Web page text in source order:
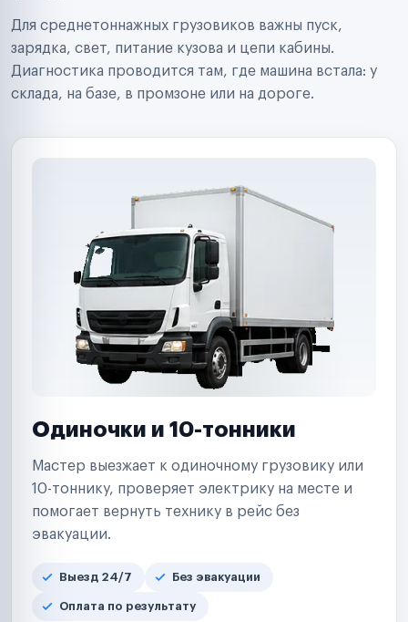
Аренда спецтехники
Ремонт спецтехники
Ритейл-сети
Управляющие компании
Страховые компании
Для среднетоннажных грузовиков важны пуск,
зарядка, свет, питание кузова и цепи кабины.
Диагностика проводится там, где машина встала: у
склада, на базе, в промзоне или на дороге.
Одиночки и 10-тонники
Мастер выезжает к одиночному грузовику или
10-тоннику, проверяет электрику на месте и
помогает вернуть технику в рейс без
эвакуации.
Выезд 24/7 Без эвакуации
Оплата по результату